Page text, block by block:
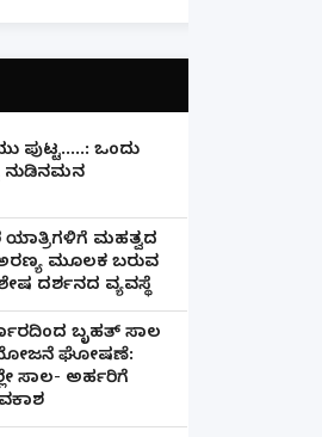
ಪುಟ್ಟ.....: ಒಂದು
ಮಹತ್ವದ
ಮೂಲಕ ಬರುವ
ದರ್ಶನದ ವ್ಯವಸ್ಥೆ
ಬೃಹತ್ ಸಾಲ
ಘೋಷಣೆ:
ಸಾಲ- ಅರ್ಹರಿಗೆ